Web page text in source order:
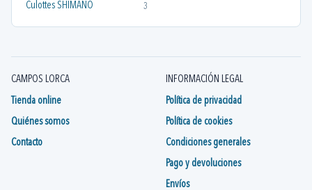
Culottes SHIMANO 3
CAMPOS LORCA
Tienda online
Quiénes somos
Contacto
INFORMACIÓN LEGAL
Política de privacidad
Política de cookies
Condiciones generales
Pago y devoluciones
Envíos